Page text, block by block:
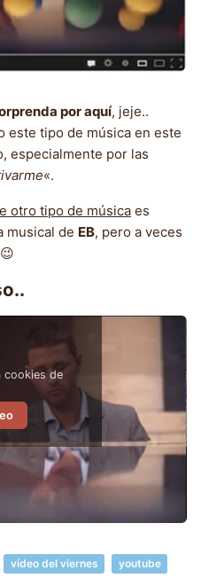
por aquí, jeje..
este tipo de música en este
especialmente por las
«.
otro tipo de música es
musical de EB, pero a veces
cookies de
vídeo del viernes youtube